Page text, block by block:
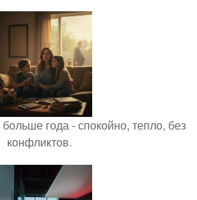
года - спокойно, тепло, без
конфликтов.